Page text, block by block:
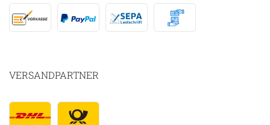
VERSANDPARTNER